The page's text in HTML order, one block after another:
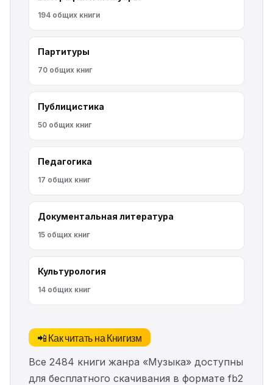
194 общих книги
Партитуры
70 общих книг
Публицистика
50 общих книг
Педагогика
17 общих книг
Документальная литература
15 общих книг
Культурология
14 общих книг
📲 Как читать на Книгизм
Все 2484 книги жанра «Музыка» доступны
для бесплатного скачивания в формате fb2